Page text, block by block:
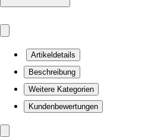
Artikeldetails
Beschreibung
Weitere Kategorien
Kundenbewertungen